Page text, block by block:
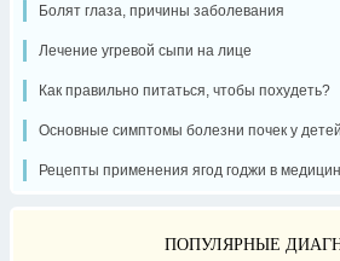
Болят глаза, причины заболевания
Лечение угревой сыпи на лице
Как правильно питаться, чтобы похудеть?
Основные симптомы болезни почек у
Рецепты применения ягод годжи в
ПОПУЛЯРНЫЕ